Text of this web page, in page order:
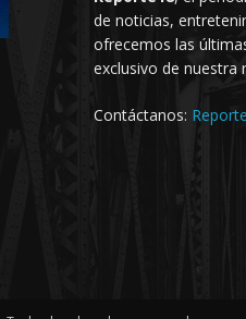
de noticias,
ofrecemos las
exclusivo de nuestra
Contáctanos: